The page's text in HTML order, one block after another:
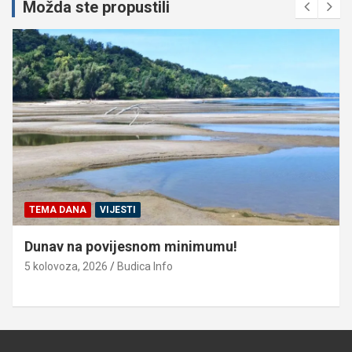
Možda ste propustili
TEMA DANA VIJESTI
Dunav na povijesnom minimumu!
5 kolovoza, 2026 Budica Info